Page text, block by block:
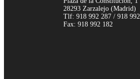
28293 Zarzalejo (Madrid)
Tlf: 918 992 287 / 918
Fax: 918 992 182